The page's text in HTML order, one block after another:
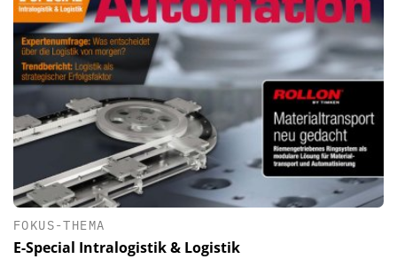
FOKUS-THEMA
E-Special Intralogistik & Logistik